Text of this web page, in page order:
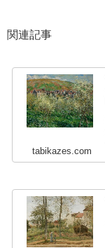
関連記事
tabikazes.com